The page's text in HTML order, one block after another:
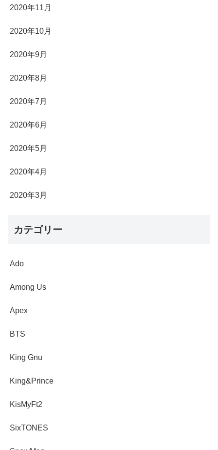
2020年11月
2020年10月
2020年9月
2020年8月
2020年7月
2020年6月
2020年5月
2020年4月
2020年3月
カテゴリー
Ado
Among Us
Apex
BTS
King Gnu
King&Prince
KisMyFt2
SixTONES